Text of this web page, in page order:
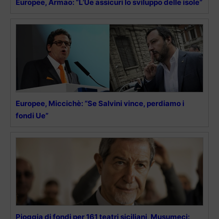
Europee, Armao: “L’Ue assicuri lo sviluppo delle isole”
Europee, Miccichè: “Se Salvini vince, perdiamo i
fondi Ue”
Pioggia di fondi per 161 teatri siciliani, Musumeci: